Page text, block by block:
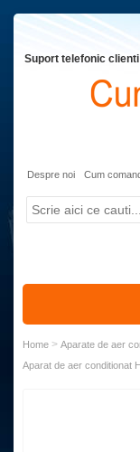
Suport telefonic
Despre noi Cum
Home > Aparate de aer
Aparat de aer conditionat